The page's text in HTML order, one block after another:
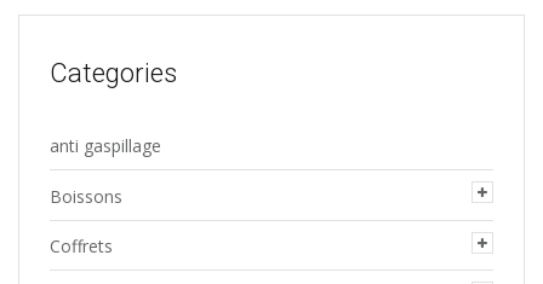
Categories
anti gaspillage
Boissons
Coffrets